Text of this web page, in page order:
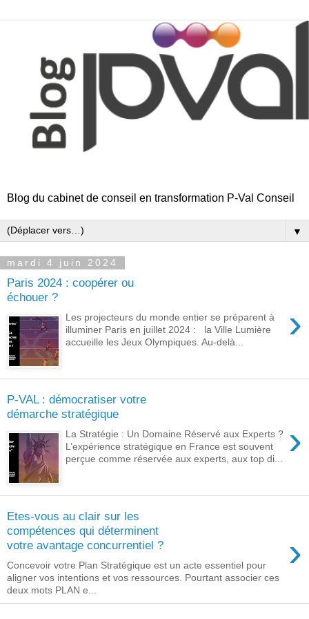
Blog du cabinet de conseil en transformation P-Val Conseil
▼
mardi 4 juin 2024
Paris 2024 : coopérer ou
échouer ?
›
Les projecteurs du monde entier se préparent à
illuminer Paris en juillet 2024 : la Ville Lumière
accueille les Jeux Olympiques. Au-delà...
P-VAL : démocratiser votre
démarche stratégique
›
La Stratégie : Un Domaine Réservé aux Experts ?
L’expérience stratégique en France est souvent
perçue comme réservée aux experts, aux top di...
Etes-vous au clair sur les
compétences qui déterminent
votre avantage concurrentiel ?
›
Concevoir votre Plan Stratégique est un acte essentiel pour
aligner vos intentions et vos ressources. Pourtant associer ces
deux mots PLAN e...